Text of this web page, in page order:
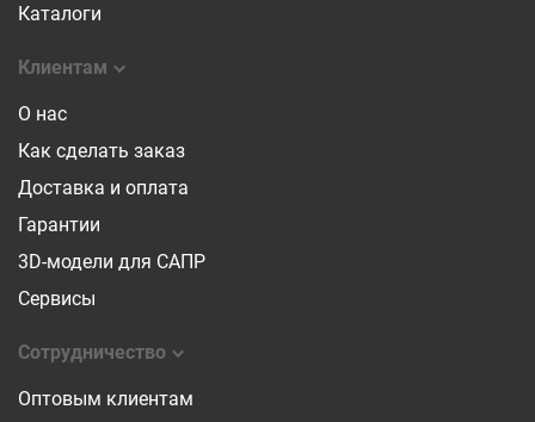
Каталоги
Клиентам
О нас
Как сделать заказ
Доставка и оплата
Гарантии
3D-модели для САПР
Сервисы
Сотрудничество
Оптовым клиентам